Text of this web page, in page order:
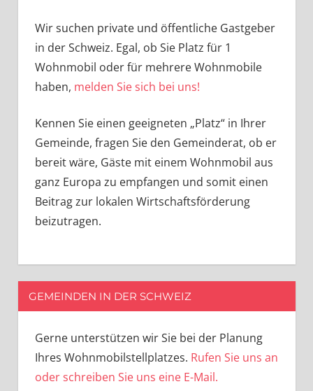
Wir suchen private und öffentliche Gastgeber
in der Schweiz. Egal, ob Sie Platz für 1
Wohnmobil oder für mehrere Wohnmobile
haben, melden Sie sich bei uns!
Kennen Sie einen geeigneten „Platz“ in Ihrer
Gemeinde, fragen Sie den Gemeinderat, ob er
bereit wäre, Gäste mit einem Wohnmobil aus
ganz Europa zu empfangen und somit einen
Beitrag zur lokalen Wirtschaftsförderung
beizutragen.
GEMEINDEN IN DER SCHWEIZ
Gerne unterstützen wir Sie bei der Planung
Ihres Wohnmobilstellplatzes. Rufen Sie uns an
oder schreiben Sie uns eine E-Mail.